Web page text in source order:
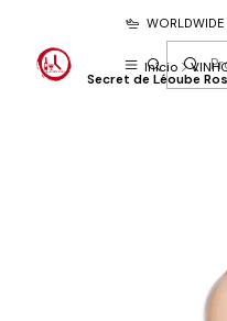
WORLDWIDE
Início
Secret de Léoube